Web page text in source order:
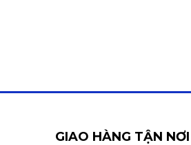
GIAO HÀNG TẬN